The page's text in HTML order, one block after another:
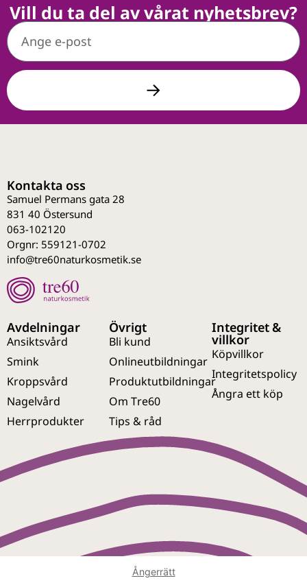
Vill du ta del av vårat nyhetsbrev?
Kontakta oss
Samuel Permans gata 28
831 40 Östersund
063-102120
Orgnr: 559121-0702
info@tre60naturkosmetik.se
Avdelningar
Ansiktsvård
Smink
Kroppsvård
Nagelvård
Herrprodukter
Övrigt
Bli kund
Onlineutbildningar
Produktutbildningar
Om Tre60
Tips & råd
Integritet &
villkor
Köpvillkor
Integritetspolicy
Ångra ett köp
Ångerrätt